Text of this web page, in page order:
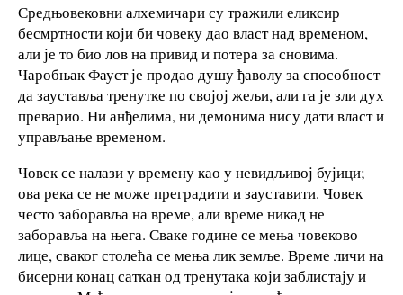
Средњовековни алхемичари су тражили еликсир
бесмртности који би човеку дао власт над временом,
али је то био лов на привид и потера за сновима.
Чаробњак Фауст је продао душу ђаволу за способност
да зауставља тренутке по својој жељи, али га је зли дух
преварио. Ни анђелима, ни демонима нису дати власт и
управљање временом.
Човек се налази у времену као у невидљивој бујици;
ова река се не може преградити и зауставити. Човек
често заборавља на време, али време никад не
заборавља на њега. Сваке године се мења човеково
лице, сваког столећа се мења лик земље. Време личи на
бисерни конац саткан од тренутака који заблистају и